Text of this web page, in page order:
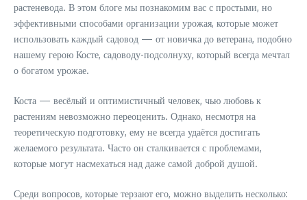
растеневода. В этом блоге мы познакомим вас с простыми, но
эффективными способами организации урожая, которые может
использовать каждый садовод — от новичка до ветерана, подобно
нашему герою Косте, садоводу-подсолнуху, который всегда мечтал
о богатом урожае.
Коста — весёлый и оптимистичный человек, чью любовь к
растениям невозможно переоценить. Однако, несмотря на
теоретическую подготовку, ему не всегда удаётся достигать
желаемого результата. Часто он сталкивается с проблемами,
которые могут насмехаться над даже самой доброй душой.
Среди вопросов, которые терзают его, можно выделить несколько: